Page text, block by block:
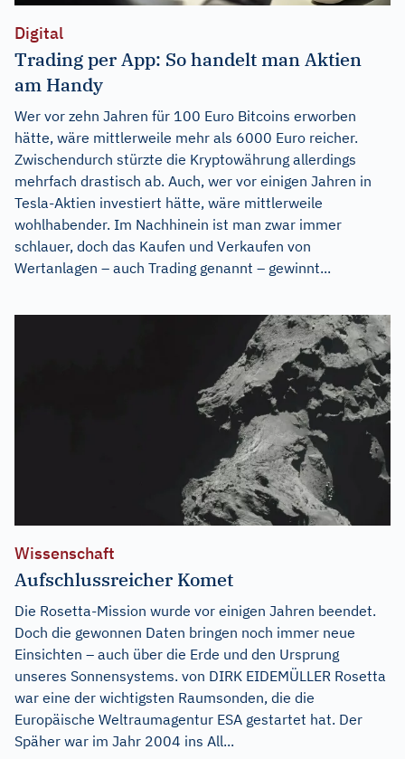
Digital
Trading per App: So handelt man Aktien
am Handy
Wer vor zehn Jahren für 100 Euro Bitcoins erworben
hätte, wäre mittlerweile mehr als 6000 Euro reicher.
Zwischendurch stürzte die Kryptowährung allerdings
mehrfach drastisch ab. Auch, wer vor einigen Jahren in
Tesla-Aktien investiert hätte, wäre mittlerweile
wohlhabender. Im Nachhinein ist man zwar immer
schlauer, doch das Kaufen und Verkaufen von
Wertanlagen – auch Trading genannt – gewinnt...
Wissenschaft
Aufschlussreicher Komet
Die Rosetta-Mission wurde vor einigen Jahren beendet.
Doch die gewonnen Daten bringen noch immer neue
Einsichten – auch über die Erde und den Ursprung
unseres Sonnensystems. von DIRK EIDEMÜLLER Rosetta
war eine der wichtigsten Raumsonden, die die
Europäische Weltraumagentur ESA gestartet hat. Der
Späher war im Jahr 2004 ins All...